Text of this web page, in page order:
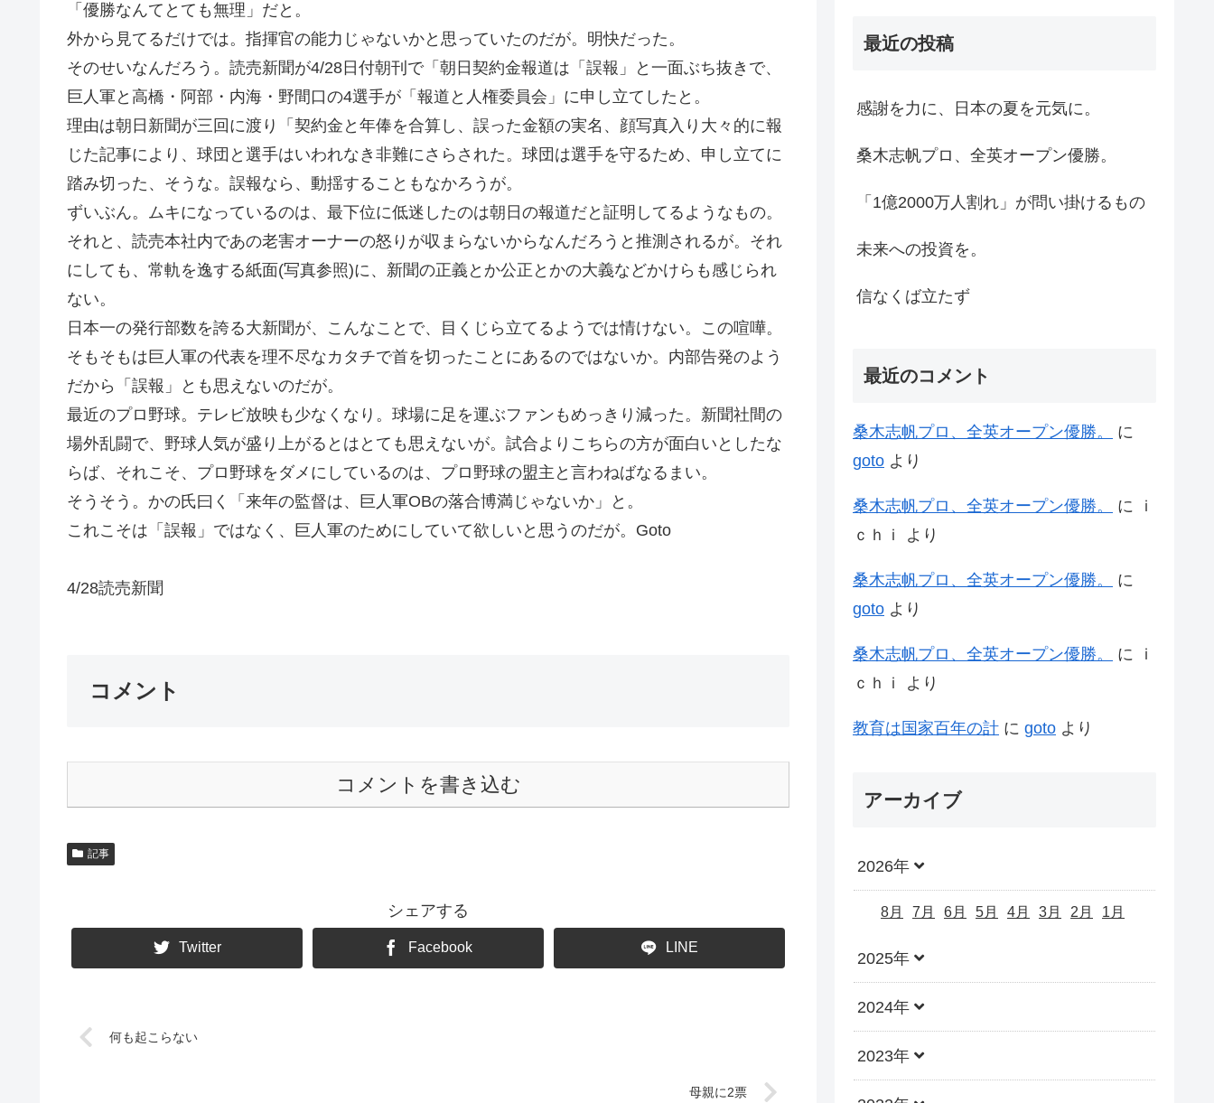
「優勝なんてとても無理」だと。
外から見てるだけでは。指揮官の能力じゃないかと思っていたのだが。明快だった。
そのせいなんだろう。読売新聞が4/28日付朝刊で「朝日契約金報道は「誤報」と一面ぶち抜きで、
巨人軍と高橋・阿部・内海・野間口の4選手が「報道と人権委員会」に申し立てしたと。
理由は朝日新聞が三回に渡り「契約金と年俸を合算し、誤った金額の実名、顔写真入り大々的に報
じた記事により、球団と選手はいわれなき非難にさらされた。球団は選手を守るため、申し立てに
踏み切った、そうな。誤報なら、動揺することもなかろうが。
ずいぶん。ムキになっているのは、最下位に低迷したのは朝日の報道だと証明してるようなもの。
それと、読売本社内であの老害オーナーの怒りが収まらないからなんだろうと推測されるが。それ
にしても、常軌を逸する紙面(写真参照)に、新聞の正義とか公正とかの大義などかけらも感じられ
ない。
日本一の発行部数を誇る大新聞が、こんなことで、目くじら立てるようでは情けない。この喧嘩。
そもそもは巨人軍の代表を理不尽なカタチで首を切ったことにあるのではないか。内部告発のよう
だから「誤報」とも思えないのだが。
最近のプロ野球。テレビ放映も少なくなり。球場に足を運ぶファンもめっきり減った。新聞社間の
場外乱闘で、野球人気が盛り上がるとはとても思えないが。試合よりこちらの方が面白いとしたな
らば、それこそ、プロ野球をダメにしているのは、プロ野球の盟主と言わねばなるまい。
そうそう。かの氏曰く「来年の監督は、巨人軍OBの落合博満じゃないか」と。
これこそは「誤報」ではなく、巨人軍のためにしていて欲しいと思うのだが。Goto
4/28読売新聞
コメント
コメントを書き込む
記事
シェアする
Twitter Facebook LINE
何も起こらない
母親に2票
最近の投稿
感謝を力に、日本の夏を元気に。
桑木志帆プロ、全英オープン優勝。
「1億2000万人割れ」が問い掛けるもの
未来への投資を。
信なくば立たず
最近のコメント
桑木志帆プロ、全英オープン優勝。
に
goto より
桑木志帆プロ、全英オープン優勝。 に
ｉ
ｃｈｉ
より
桑木志帆プロ、全英オープン優勝。
に
goto より
桑木志帆プロ、全英オープン優勝。 に
ｉ
ｃｈｉ
より
教育は国家百年の計 に goto より
アーカイブ
2026年
8月 7月 6月 5月 4月 3月 2月 1月
2025年
2024年
2023年